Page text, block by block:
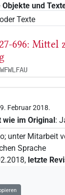
und
Texte
696: Mittel
Februar 2018.
wie im Original:
; unter Mitarbeit
Sprache
, letzte